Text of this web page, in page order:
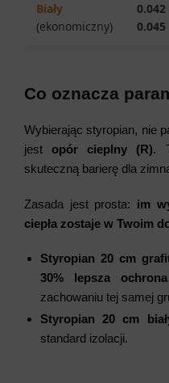
Biały
(ekonomiczny)
0.042
0.045
Co oznacza
Wybierając styropian, nie
jestopór cieplny (R).
skuteczną barierę dla
Zasada jest prosta: im
ciepła zostaje w Twoim
Styropian 20 cm
30% lepsza ochrona
zachowaniu tej samej
Styropian 20 cm
standard izolacji.